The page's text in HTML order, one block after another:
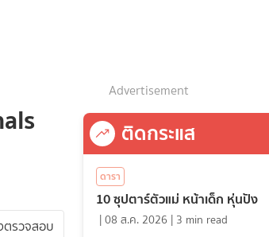
ตรวจสอบ
Advertisement
ติดกระแส
ดารา
10 ซุปตาร์ตัวแม่ หน้าเด็ก หุ่นปัง
|08 ส.ค. 2026 | 3 min read